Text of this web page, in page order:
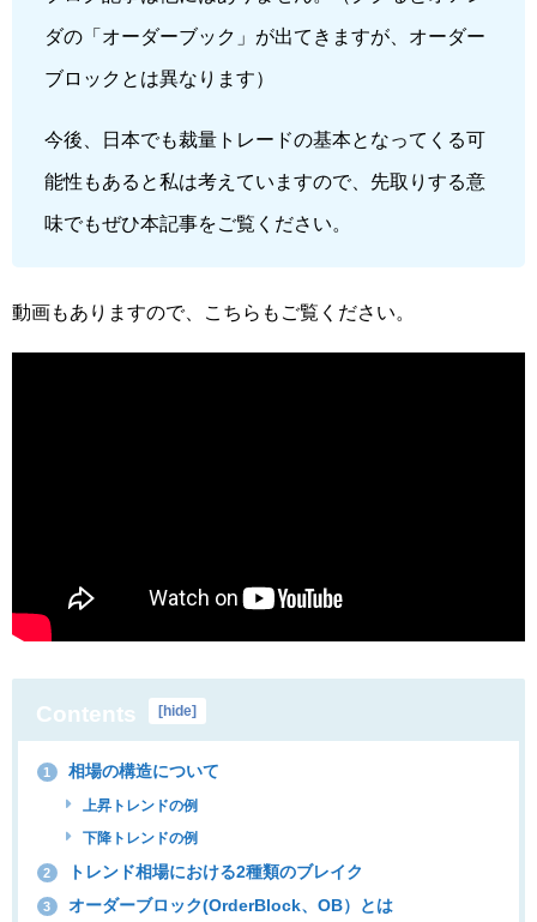
ダの「オーダーブック」が出てきますが、オーダー
ブロックとは異なります）
今後、日本でも裁量トレードの基本となってくる可
能性もあると私は考えていますので、先取りする意
味でもぜひ本記事をご覧ください。
動画もありますので、こちらもご覧ください。
Contents hide
1 相場の構造について
上昇トレンドの例
下降トレンドの例
2 トレンド相場における2種類のブレイク
3 オーダーブロック(OrderBlock、OB）とは